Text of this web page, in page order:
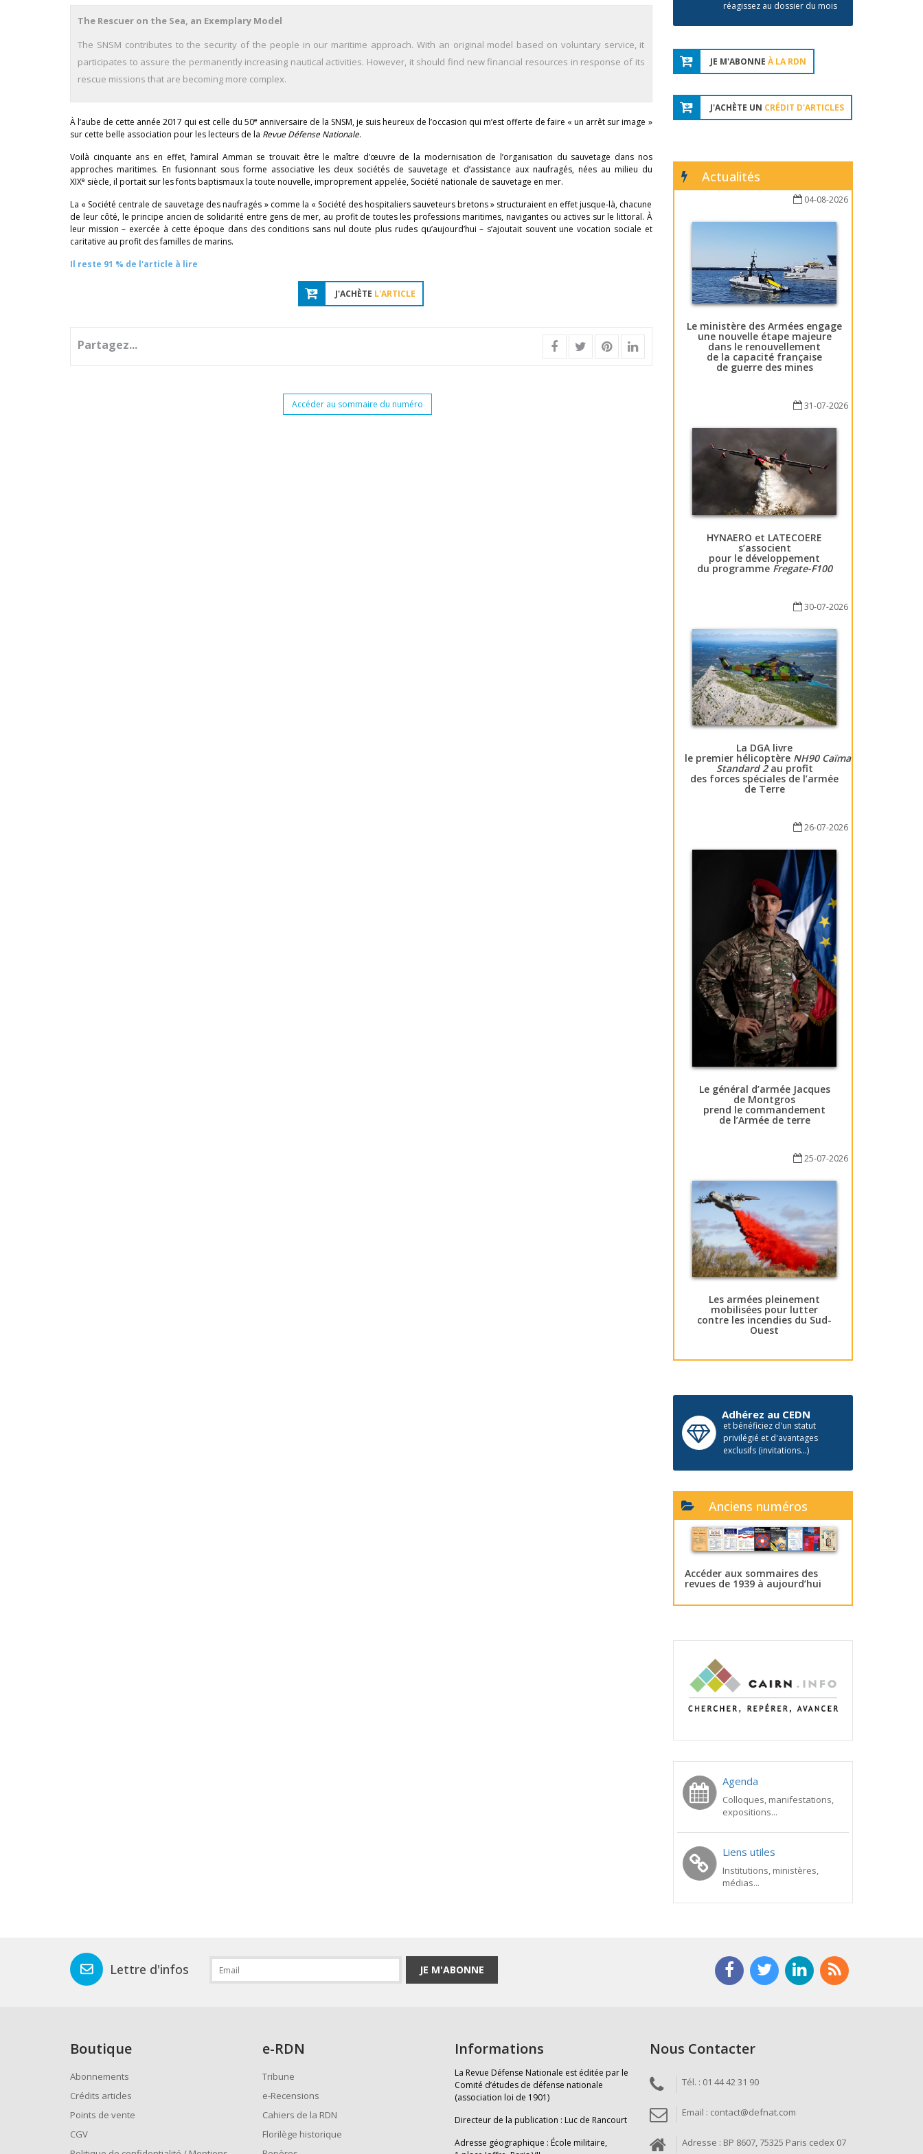
The Rescuer on the Sea, an Exemplary Model
The SNSM contributes to the security of the people in our maritime approach. With an original model based on voluntary service, it
participates to assure the permanently increasing nautical activities. However, it should find new financial resources in response of its
rescue missions that are becoming more complex.
À l’aube de cette année 2017 qui est celle du 50e anniversaire de la SNSM, je suis heureux de l’occasion qui m’est offerte de faire « un arrêt sur image »
sur cette belle association pour les lecteurs de la Revue Défense Nationale.
Voilà cinquante ans en effet, l’amiral Amman se trouvait être le maître d’œuvre de la modernisation de l’organisation du sauvetage dans nos
approches maritimes. En fusionnant sous forme associative les deux sociétés de sauvetage et d’assistance aux naufragés, nées au milieu du
XIXe siècle, il portait sur les fonts baptismaux la toute nouvelle, improprement appelée, Société nationale de sauvetage en mer.
La « Société centrale de sauvetage des naufragés » comme la « Société des hospitaliers sauveteurs bretons » structuraient en effet jusque-là, chacune
de leur côté, le principe ancien de solidarité entre gens de mer, au profit de toutes les professions maritimes, navigantes ou actives sur le littoral. À
leur mission – exercée à cette époque dans des conditions sans nul doute plus rudes qu’aujourd’hui – s’ajoutait souvent une vocation sociale et
caritative au profit des familles de marins.
Il reste 91 % de l'article à lire
J'ACHÈTE L'ARTICLE
Partagez...
Accéder au sommaire du numéro
réagissez au dossier du mois
JE M'ABONNE À LA RDN
J'ACHÈTE UN CRÉDIT D'ARTICLES
Actualités
04-08-2026
Le ministère des Armées engage
une nouvelle étape majeure
dans le renouvellement
de la capacité française
de guerre des mines
31-07-2026
HYNAERO et LATECOERE
s’associent
pour le développement
du programme Fregate-F100
30-07-2026
La DGA livre
le premier hélicoptère NH90 Caïman
Standard 2au profit
des forces spéciales de l’armée
de Terre
26-07-2026
Le général d’armée Jacques
de Montgros
prend le commandement
de l’Armée de terre
25-07-2026
Les armées pleinement
mobilisées pour lutter
contre les incendies du Sud-
Ouest
Adhérez au CEDN
et bénéficiez d'un statut
privilégié et d'avantages
exclusifs (invitations...)
Anciens numéros
Accéder aux sommaires des
revues de 1939 à aujourd’hui
Agenda
Colloques, manifestations,
expositions...
Liens utiles
Institutions, ministères,
médias...
Lettre d'infos JE M'ABONNE
Boutique
Abonnements
Crédits articles
Points de vente
CGV
e-RDN
Tribune
e-Recensions
Cahiers de la RDN
Florilège historique
Informations
La Revue Défense Nationale est éditée par le
Comité d’études de défense nationale
(association loi de 1901)
Directeur de la publication : Luc de Rancourt
Adresse géographique : École militaire,
Nous Contacter
Tél. : 01 44 42 31 90
Email : contact@defnat.com
Adresse : BP 8607, 75325 Paris cedex 07